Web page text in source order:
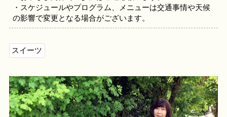
・スケジュールやプログラム、メニューは交通事情や天候
の影響で変更となる場合がございます。
スイーツ